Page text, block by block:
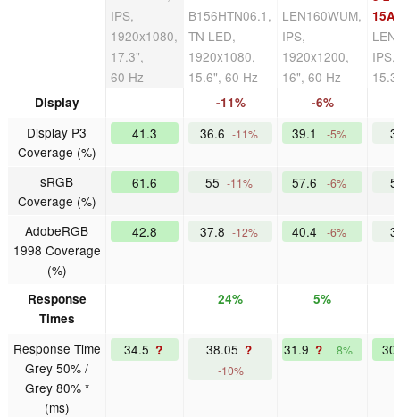
IPS,
1920x1080,
17.3",
60 Hz
B156HTN06.1,
TN LED,
1920x1080,
15.6", 60 Hz
LEN160WUM,
IPS,
1920x1200,
16", 60 Hz
Display -11% -6%
Display P3
Coverage (%)
41.3 36.6 -11% 39.1 -5%
sRGB
Coverage (%)
61.6 55 -11% 57.6 -6%
AdobeRGB
1998 Coverage
(%)
42.8 37.8 -12% 40.4 -6%
Response
Times
24% 5%
Response Time
Grey 50% /
Grey 80% *
(ms)
34.5 ? 38.05 ?
-10%
31.9 ? 8%